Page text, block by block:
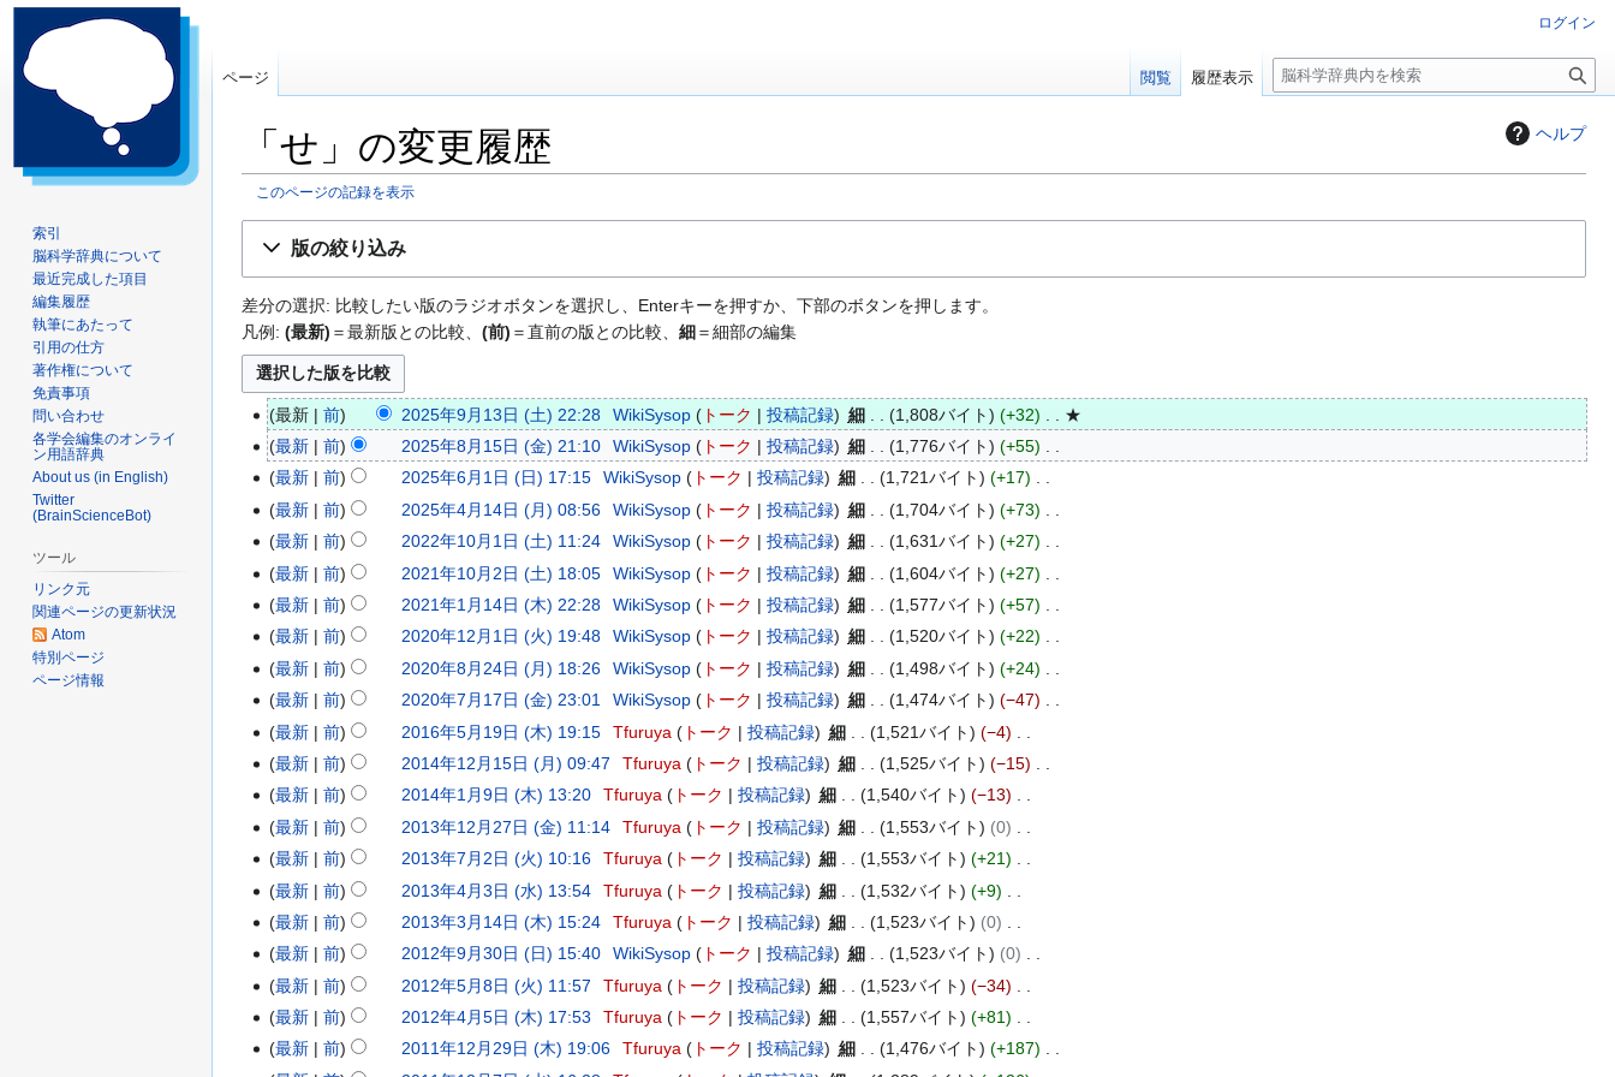
ヘルプ
「せ」の変更履歴
このページの記録を表示
ー
シ
ョ
ン
に
移
動
移
動
版の絞り込み
差分の選択: 比較したい版のラジオボタンを選択し、Enterキーを押すか、下部のボタンを押します。
凡例: (最新) ＝最新版との比較、 (前) ＝直前の版との比較、 細＝細部の編集
年
月
日
土
最新 前 2025年9月13日 (土) 22:28 WikiSysop トーク 投稿記録 細 1,808バイト
+32
編
集
の
要
約
な
し
★
年
月
日
金
最新 前 2025年8月15日 (金) 21:10 WikiSysop トーク 投稿記録 細 1,776バイト
+55
編
の
要
約
な
し
年
月
日
日
最新 前 2025年6月1日 (日) 17:15 WikiSysop トーク 投稿記録 細 1,721バイト
+17
編
集
の
要
約
な
し
年
月
日
月
最新 前 2025年4月14日 (月) 08:56 WikiSysop トーク 投稿記録 細 1,704バイト
+73
編
の
要
約
な
し
年
月
日
土
最新 前 2022年10月1日 (土) 11:24 WikiSysop トーク 投稿記録 細 1,631バイト
+27
編
集
の
要
約
な
し
年
月
日
土
最新 前 2021年10月2日 (土) 18:05 WikiSysop トーク 投稿記録 細 1,604バイト
+27
編
集
の
要
約
な
し
年
月
日
木
最新 前 2021年1月14日 (木) 22:28 WikiSysop トーク 投稿記録 細 1,577バイト
+57
編
の
要
約
な
し
年
月
日
火
最新 前 2020年12月1日 (火) 19:48 WikiSysop トーク 投稿記録 細 1,520バイト
+22
編
集
の
要
約
な
し
年
月
日
月
最新 前 2020年8月24日 (月) 18:26 WikiSysop トーク 投稿記録 細 1,498バイト
+24
編
の
要
約
な
し
年
月
日
金
最新 前 2020年7月17日 (金) 23:01 WikiSysop トーク 投稿記録 細 1,474バイト
−47
編
の
要
約
な
し
年
月
日
最新 前 2016年5月19日 (木) 19:15 Tfuruya トーク 投稿記録 細 1,521バイト
−4
編
集
の
要
約
な
し
年
月
最新 前 2014年12月15日 (月) 09:47 Tfuruya トーク 投稿記録 細 1,525バイト
−15
編
の
要
約
な
し
年
月
日
最新 前 2014年1月9日 (木) 13:20 Tfuruya トーク 投稿記録 細 1,540バイト
−13
編
集
の
要
約
な
し
年
月
最新 前 2013年12月27日 (金) 11:14 Tfuruya トーク 投稿記録 細 1,553バイト
0
編
の
要
約
な
し
年
月
最新 前 2013年7月2日 (火) 10:16 Tfuruya トーク 投稿記録 細 1,553バイト
+21
編
の
要
約
な
し
年
最新 前 2013年4月3日 (水) 13:54 Tfuruya トーク 投稿記録 細 1,532バイト
+9
編
集
の
要
約
な
年
最新 前 2013年3月14日 (木) 15:24 Tfuruya トーク 投稿記録 細 1,523バイト
0
編
の
要
約
最新 前 2012年9月30日 (日) 15:40 WikiSysop トーク 投稿記録 細 1,523バイト
0
編
集
の
要
最新 前 2012年5月8日 (火) 11:57 Tfuruya トーク 投稿記録 細 1,523バイト
−34
編
集
の
最新 前 2012年4月5日 (木) 17:53 Tfuruya トーク 投稿記録 細 1,557バイト
+81
編最新 前 2011年12月29日 (木) 19:06 Tfuruya トーク 投稿記録 細 1,476バイト
+187
ログイン
ページ 閲覧 履歴表示
検
索
索引
脳科学辞典について
最近完成した項目
編集履歴
執筆にあたって
引用の仕方
著作権について
免責事項
問い合わせ
各学会編集のオンライ
ン用語辞典
About us (in English)
Twitter
(BrainScienceBot)
ツール
リンク元
関連ページの更新状況
Atom
特別ページ
ページ情報